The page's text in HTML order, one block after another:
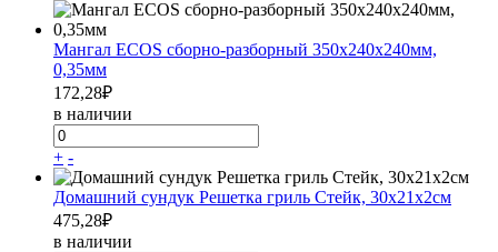
Мангал ECOS сборно-разборный 350х240х240мм,
0,35мм
172,28₽
в наличии
+ -
Домашний сундук Решетка гриль Стейк, 30х21х2см
475,28₽
в наличии